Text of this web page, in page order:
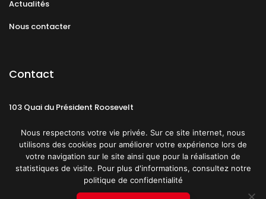
Actualités
Nous contacter
Contact
103 Quai du Président Roosevelt
CGU Politique de confidentialité
Nous respectons votre vie privée. Sur ce site internet, nous
utilisons des cookies pour améliorer votre expérience lors de
votre navigation sur le site ainsi que pour la réalisation de
statistiques de visite. Pour plus d'informations, consultez notre
politique de confidentialité